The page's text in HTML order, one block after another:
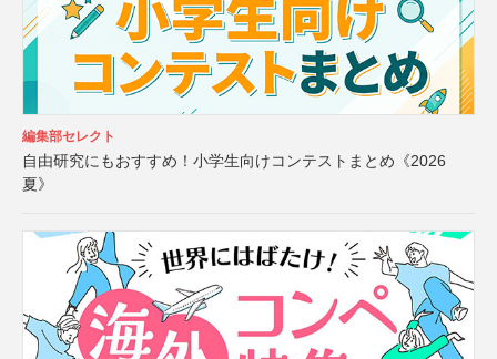
編集部セレクト
自由研究にもおすすめ！小学生向けコンテストまとめ《2026
夏》